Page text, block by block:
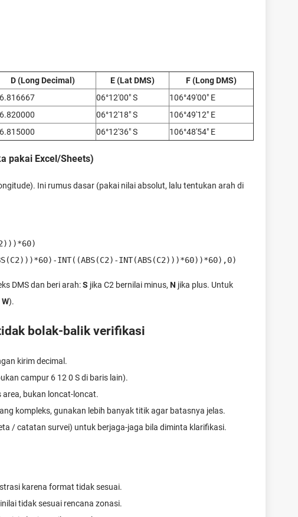
D (Long Decimal) E (Lat DMS)
F (Long DMS)
06°12'00" S
106°49'00" E
06°12'18" S
106°49'12" E
06°12'36" S 106°48'54" E
pakai Excel/Sheets)
Ini rumus dasar (pakai nilai absolut, lalu tentukan arah di
INT((ABS(C2)-INT(ABS(C2)))*60))*60),0)
DMS dan beri arah:S jika C2 bernilai minus, N jika plus. Untuk
W).
bolak-balik verifikasi
kirim decimal.
campur 6 12 0 S di baris lain).
area, bukan loncat-loncat.
kompleks, gunakan lebih banyak titik agar batasnya jelas.
/ catatan survei) untuk berjaga-jaga bila diminta klarifikasi.
karena format tidak sesuai.
tidak sesuai rencana zonasi.